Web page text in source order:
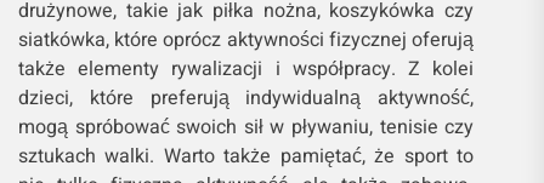
drużynowe, takie jak piłka nożna, koszykówka czy
siatkówka, które oprócz aktywności fizycznej oferują
także elementy rywalizacji i współpracy. Z kolei
dzieci, które preferują indywidualną aktywność,
mogą spróbować swoich sił w pływaniu, tenisie czy
sztukach walki. Warto także pamiętać, że sport to